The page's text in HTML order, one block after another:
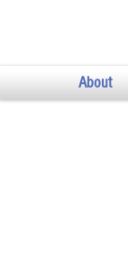
About